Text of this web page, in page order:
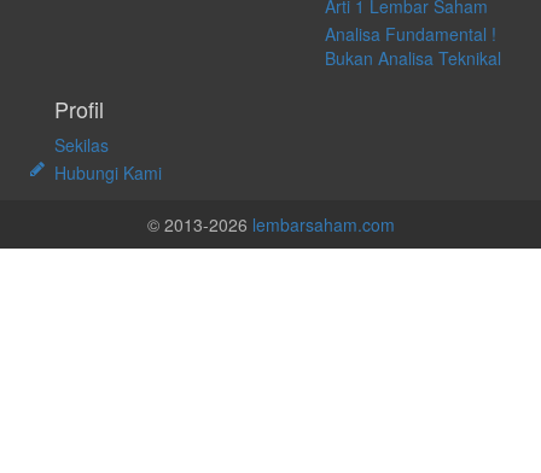
Arti 1 Lembar Saham
Analisa Fundamental !
Bukan Analisa Teknikal
Profil
Sekilas
Hubungi Kami
© 2013-2026 lembarsaham.com